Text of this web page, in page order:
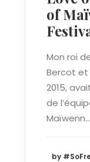
of
Mon roi
Bercot et
2015,
de
Maïwenn…
by